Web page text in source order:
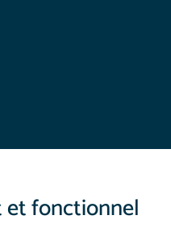
et fonctionnel